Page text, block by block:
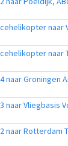
naar
naar Groningen
naar Vliegbasis
naar Rotterdam